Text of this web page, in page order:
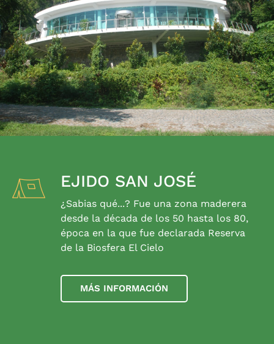
EJIDO SAN JOSÉ
¿Sabias qué...? Fue una zona maderera
desde la década de los 50 hasta los 80,
época en la que fue declarada Reserva
de la Biosfera El Cielo
MÁS INFORMACIÓN